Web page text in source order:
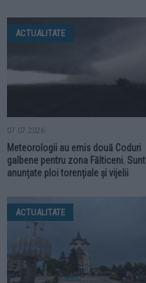
ACTUALITATE
07.07.2026
Meteorologii au emis două Coduri
galbene pentru zona Fălticeni. Sunt
anunțate ploi torențiale și vijelii
ACTUALITATE